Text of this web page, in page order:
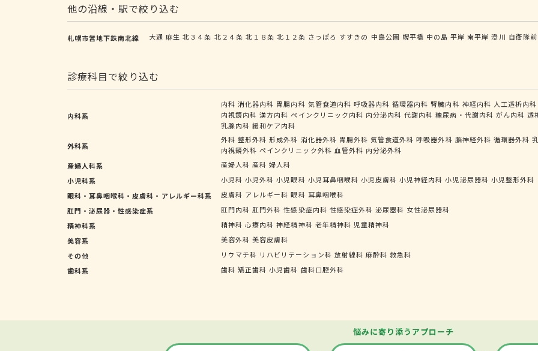
他の沿線・駅で絞り込む
札幌市営地下鉄南北線 大通 麻生 北３４条 北２４条 北１８条 北１２条 さっぽろ すすきの 中島公園 幌平橋 中の島 平岸 南平岸 澄川 自衛隊前
診療科目で絞り込む
内科系
内科 消化器内科 胃腸内科 気管食道内科 呼吸器内科 循環器内科 腎臓内科 神経内科 人工透析内科
内視鏡内科 漢方内科 ペインクリニック内科 内分泌内科 代謝内科 糖尿病・代謝内科 がん内科 透
乳腺内科 緩和ケア内科
外科系
外科 整形外科 形成外科 消化器外科 胃腸外科 気管食道外科 呼吸器外科 脳神経外科 循環器外科
内視鏡外科 ペインクリニック外科 血管外科 内分泌外科
産婦人科系
産婦人科 産科 婦人科
小児科系
小児科 小児外科 小児眼科 小児耳鼻咽喉科 小児皮膚科 小児神経内科 小児泌尿器科 小児整形外科
眼科・耳鼻咽喉科・皮膚科・アレルギー科系
皮膚科 アレルギー科 眼科 耳鼻咽喉科
肛門・泌尿器・性感染症系
肛門内科 肛門外科 性感染症内科 性感染症外科 泌尿器科 女性泌尿器科
精神科系
精神科 心療内科 神経精神科 老年精神科 児童精神科
美容系
美容外科 美容皮膚科
その他
リウマチ科 リハビリテーション科 放射線科 麻酔科 救急科
歯科系
歯科 矯正歯科 小児歯科 歯科口腔外科
悩みに寄り添うアプローチ